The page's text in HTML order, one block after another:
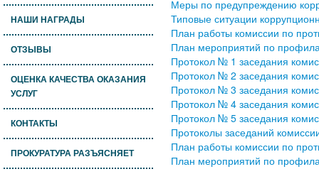
НАШИ НАГРАДЫ
ОТЗЫВЫ
ОЦЕНКА КАЧЕСТВА ОКАЗАНИЯ
УСЛУГ
КОНТАКТЫ
ПРОКУРАТУРА РАЗЪЯСНЯЕТ
Меры по предупреждению
Типовые ситуации
План работы комиссии по
План мероприятий по
Протокол № 1 заседания
Протокол № 2 заседания
Протокол № 3 заседания
Протокол № 4 заседания
Протокол № 5 заседания
Протоколы заседаний
План работы комиссии по
План мероприятий по